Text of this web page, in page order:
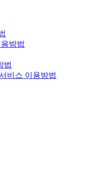
방법
법
비스 이용방법